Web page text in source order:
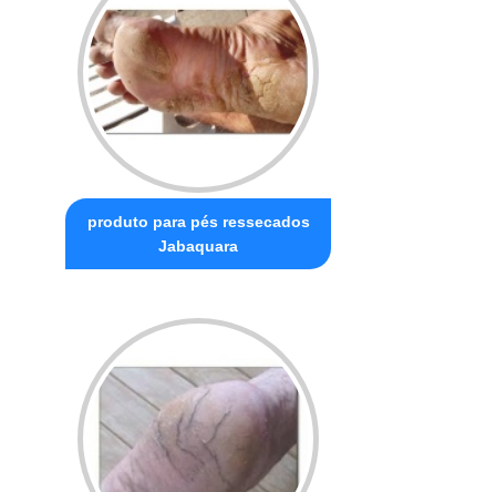
produto para pés ressecados
Jabaquara